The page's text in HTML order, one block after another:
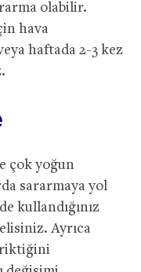
olabilir.
hava
haftada 2-3 kez
çok yoğun
sararmaya yol
kullandığınız
Ayrıca